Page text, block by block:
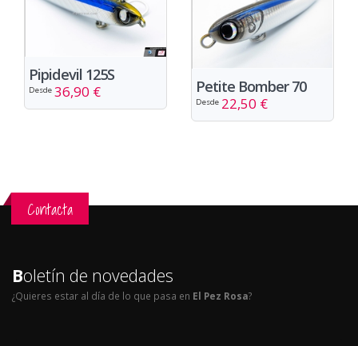
Pipidevil 125S
Desde 36,90 € Petite Bomber 70
Desde 22,50 €
Contacta
Boletín de novedades
¿Quieres estar al día de lo que pasa en El Pez Rosa?